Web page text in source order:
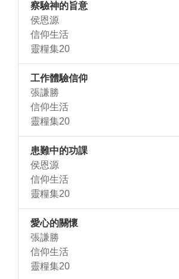
察驗神的旨意
侯恩源
信仰生活
靈糧集20
工作體驗信仰
張謙勝
信仰生活
靈糧集20
患難中的功課
侯恩源
信仰生活
靈糧集20
愛心的關懷
張謙勝
信仰生活
靈糧集20